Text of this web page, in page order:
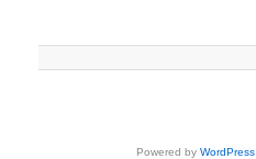
Powered byWordPress